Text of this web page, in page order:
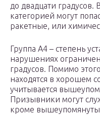
до двадцати
категорией могут
ракетные, или
Группа А4 – степень
нарушениях
градусов. Помимо
находятся в хорошем
учитывается
Призывники могут
кроме